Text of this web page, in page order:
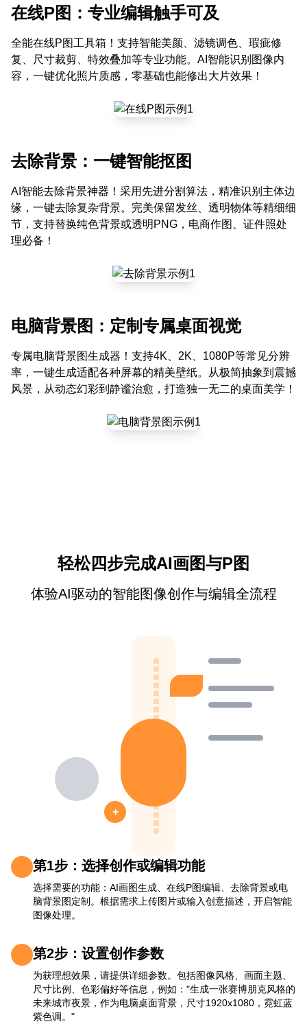
在线P图：专业编辑触手可及
全能在线P图工具箱！支持智能美颜、滤镜调色、瑕疵修
复、尺寸裁剪、特效叠加等专业功能。AI智能识别图像内
容，一键优化照片质感，零基础也能修出大片效果！
去除背景：一键智能抠图
AI智能去除背景神器！采用先进分割算法，精准识别主体边
缘，一键去除复杂背景。完美保留发丝、透明物体等精细细
节，支持替换纯色背景或透明PNG，电商作图、证件照处
理必备！
电脑背景图：定制专属桌面视觉
专属电脑背景图生成器！支持4K、2K、1080P等常见分辨
率，一键生成适配各种屏幕的精美壁纸。从极简抽象到震撼
风景，从动态幻彩到静谧治愈，打造独一无二的桌面美学！
轻松四步完成AI画图与P图
体验AI驱动的智能图像创作与编辑全流程
+
第1步：选择创作或编辑功能
选择需要的功能：AI画图生成、在线P图编辑、去除背景或电
脑背景图定制。根据需求上传图片或输入创意描述，开启智能
图像处理。
第2步：设置创作参数
为获理想效果，请提供详细参数。包括图像风格、画面主题、
尺寸比例、色彩偏好等信息，例如："生成一张赛博朋克风格的
未来城市夜景，作为电脑桌面背景，尺寸1920x1080，霓虹蓝
紫色调。"